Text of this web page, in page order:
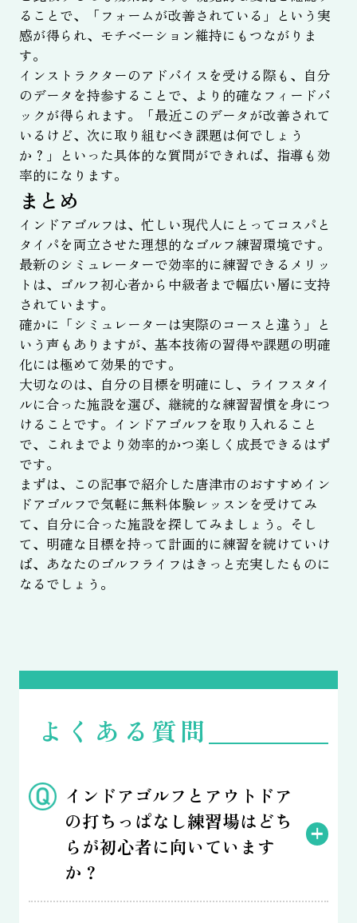
ることで、「フォームが改善されている」という実
感が得られ、モチベーション維持にもつながりま
す。
インストラクターのアドバイスを受ける際も、自分
のデータを持参することで、より的確なフィードバ
ックが得られます。「最近このデータが改善されて
いるけど、次に取り組むべき課題は何でしょう
か？」といった具体的な質問ができれば、指導も効
率的になります。
まとめ
インドアゴルフは、忙しい現代人にとってコスパと
タイパを両立させた理想的なゴルフ練習環境です。
最新のシミュレーターで効率的に練習できるメリッ
トは、ゴルフ初心者から中級者まで幅広い層に支持
されています。
確かに「シミュレーターは実際のコースと違う」と
いう声もありますが、基本技術の習得や課題の明確
化には極めて効果的です。
大切なのは、自分の目標を明確にし、ライフスタイ
ルに合った施設を選び、継続的な練習習慣を身につ
けることです。インドアゴルフを取り入れること
で、これまでより効率的かつ楽しく成長できるはず
です。
まずは、この記事で紹介した唐津市のおすすめイン
ドアゴルフで気軽に無料体験レッスンを受けてみ
て、自分に合った施設を探してみましょう。そし
て、明確な目標を持って計画的に練習を続けていけ
ば、あなたのゴルフライフはきっと充実したものに
なるでしょう。
よくある質問
インドアゴルフとアウトドア
の打ちっぱなし練習場はどち
らが初心者に向いています
か？